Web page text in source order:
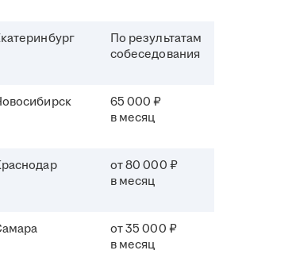
По результатам
собеседования
65 000 ₽
в месяц
от 80 000 ₽
в месяц
от 35 000 ₽
в месяц